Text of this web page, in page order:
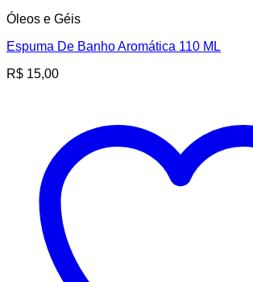
Óleos e Géis
Espuma De Banho Aromática 110 ML
R$ 15,00